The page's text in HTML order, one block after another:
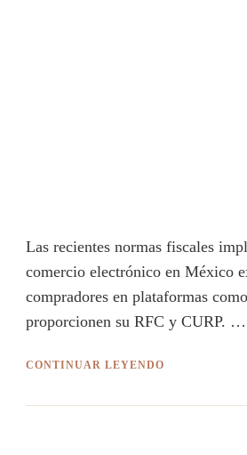
Las recientes normas fiscales
comercio electrónico en México
compradores en plataformas
proporcionen su RFC y CURP. …
CONTINUAR LEYENDO